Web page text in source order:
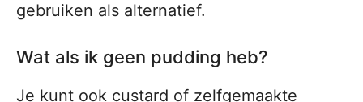
gebruiken als alternatief.
Wat als ik geen pudding heb?
Je kunt ook custard of zelfgemaakte